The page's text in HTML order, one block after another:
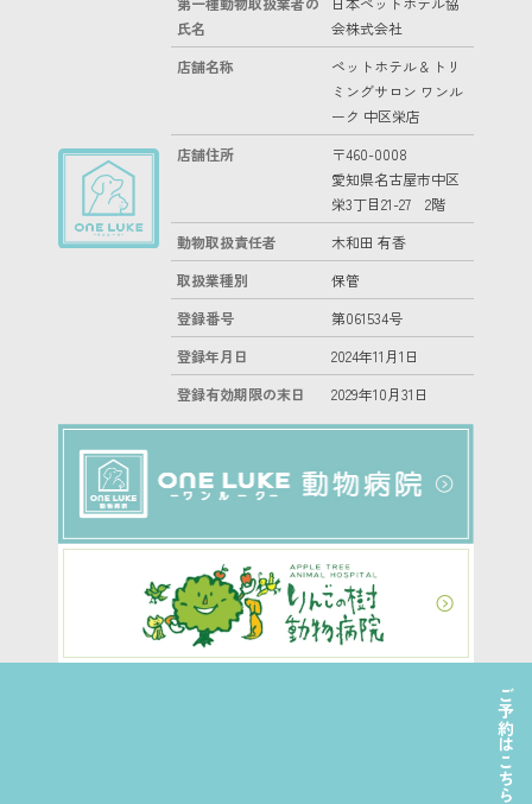
ご予約はこちら
氏名
会株式会社
店舗名称
ペットホテル & トリ
ミングサロン ワンル
ーク 中区栄店
店舗住所
〒460-0008
愛知県名古屋市中区
栄3丁目21-27 2階
動物取扱責任者
木和田 有香
取扱業種別
保管
登録番号
第061534号
登録年月日
2024年11月1日
登録有効期限の末日
2029年10月31日